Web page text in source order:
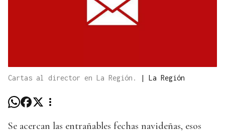
Cartas al director en La Región. | La Región
Se acercan las entrañables fechas navideñas, esos